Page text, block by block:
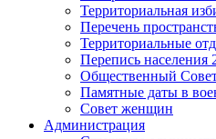
Территориальная
Перечень
Территориальные
Перепись населения
Общественный
Памятные даты в
Совет женщин
Администрация